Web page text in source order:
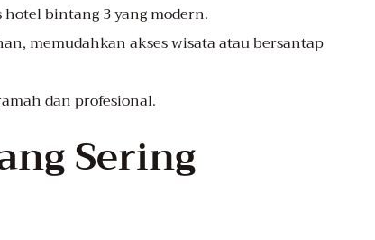
bintang 3 yang modern.
memudahkan akses wisata atau bersantap
dan profesional.
Sering